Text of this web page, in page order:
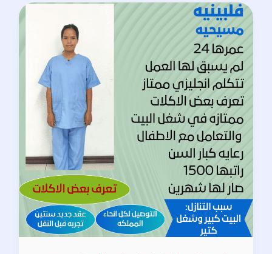
خادمة
فلبينية
للتنازل
بالرياض
|
أفضل
عروض
العام
من
مكتب
الفرسان